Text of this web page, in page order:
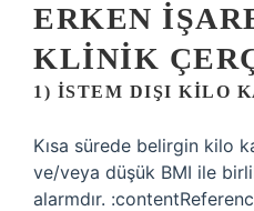
ERKEN
KLINIK
1) İSTEM DIŞI KILO
Kısa sürede belirgin kilo
ve/veya düşük BMI ile
alarmdır.